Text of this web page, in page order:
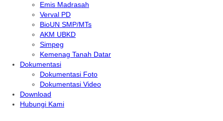
Emis Madrasah
Verval PD
BioUN SMP/MTs
AKM UBKD
Simpeg
Kemenag Tanah Datar
Dokumentasi
Dokumentasi Foto
Dokumentasi Video
Download
Hubungi Kami